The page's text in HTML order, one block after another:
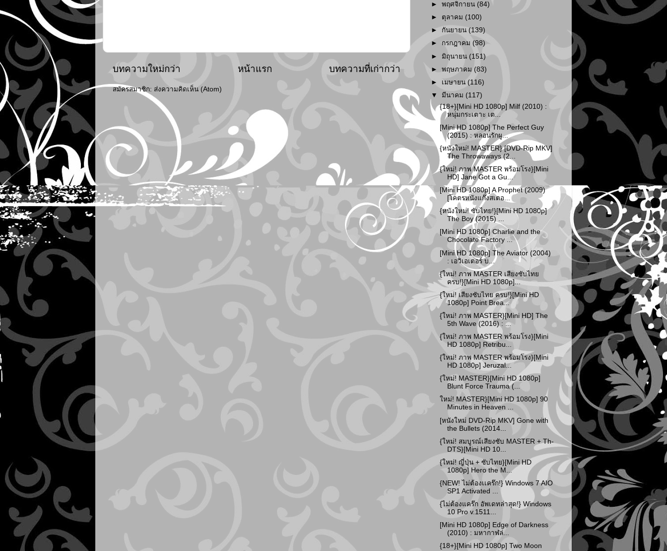
บทความใหม่กว่า บทความที่เก่ากว่า
หน้าแรก
สมัครสมาชิก: ส่งความคิดเห็น (Atom)
►พฤศจิกายน (84)
► ตุลาคม (100)
► กันยายน (139)
► กรกฎาคม (98)
►มิถุนายน (151)
►พฤษภาคม (83)
► เมษายน (116)
▼มีนาคม (117)
{18+}[Mini HD 1080p] Milf (2010) :
หนุ่มกระเตาะ เต...
[Mini HD 1080p] The Perfect Guy
(2015) : หลอนรักผู...
{หนังใหม่! MASTER} [DVD-Rip MKV]
The Throwaways (2...
{ใหม่! ภาพ MASTER พร้อมโรง}[Mini
HD] Jane Got a Gu...
[Mini HD 1080p] A Prophet (2009)
[โคตรหนังแก๊งสเตอ...
{หนังใหม่! ซับไทย!}[Mini HD 1080p]
The Boy (2015) ...
[Mini HD 1080p] Charlie and the
Chocolate Factory ...
[Mini HD 1080p] The Aviator (2004)
: เอวิเอเตอร์ บ...
{ใหม่! ภาพ MASTER เสียงซับไทย
ครบ!}[Mini HD 1080p]...
{ใหม่! เสียงซับไทย ครบ!}[Mini HD
1080p] Point Brea...
{ใหม่! ภาพ MASTER}[Mini HD] The
5th Wave (2016) : ...
{ใหม่! ภาพ MASTER พร้อมโรง}[Mini
HD 1080p] Retribu...
{ใหม่! ภาพ MASTER พร้อมโรง}[Mini
HD 1080p] Jeruzal...
{ใหม่! MASTER}[Mini HD 1080p]
Blunt Force Trauma (...
ใหม่! MASTER}[Mini HD 1080p] 90
Minutes in Heaven ...
[หนังใหม่ DVD-Rip MKV] Gone with
the Bullets (2014...
{ใหม่! สมบูรณ์เสียงซับ MASTER + Th-
DTS}[Mini HD 10...
{ใหม่! ญี่ปุ่น + ซับไทย}[Mini HD
1080p] Hero the M...
{NEW! ไม่ต้องเเคร๊ก!} Windows 7 AIO
SP1 Activated ...
{ไม่ต้องแคร๊ก อัพเดทล่าสุด!} Windows
10 Pro v.1511...
[Mini HD 1080p] Edge of Darkness
(2010) : มหากาฬล่...
{18+}[Mini HD 1080p] Two Moon